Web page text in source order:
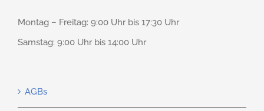
Montag – Freitag: 9:00 Uhr bis 17:30 Uhr
Samstag: 9:00 Uhr bis 14:00 Uhr
AGBs